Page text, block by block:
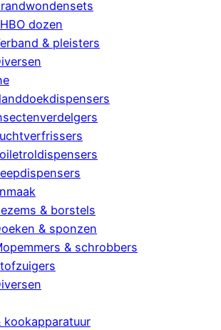
dozen
& pleisters
& borstels
& sponzen
& schrobbers
kookapparatuur